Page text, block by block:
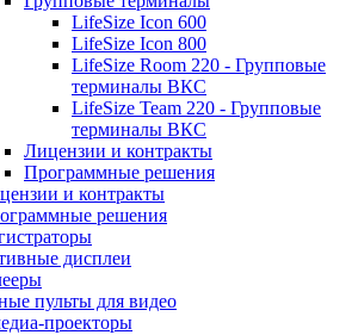
LifeSize Icon 600
LifeSize Icon 800
LifeSize Room 220 - Групповые
терминалы ВКС
LifeSize Team 220 - Групповые
терминалы ВКС
Лицензии и контракты
Программные решения
и контракты
решения
дисплеи
пульты для видео
проекторы